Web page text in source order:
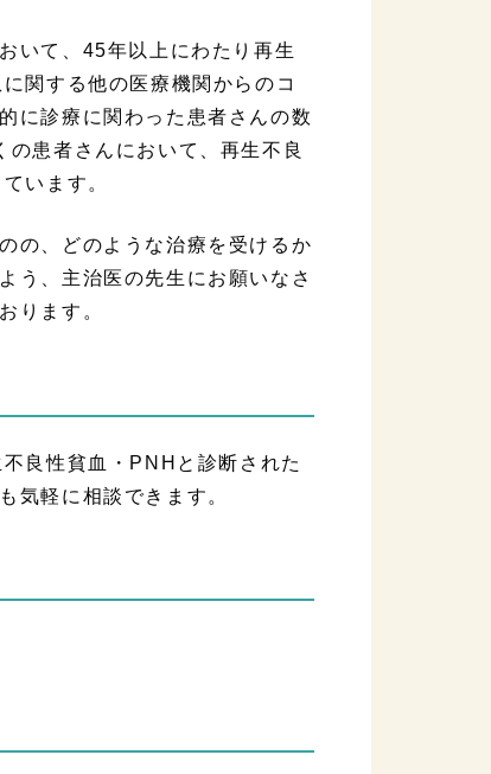
いて、45年以上にわたり再生
関する他の医療機関からのコ
に診療に関わった患者さんの数
患者さんにおいて、再生不良
います。
の、どのような治療を受けるか
う、主治医の先生にお願いなさ
ります。
良性貧血・PNHと診断された
気軽に相談できます。